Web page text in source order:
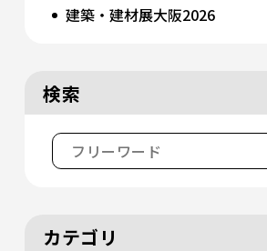
建築・建材展大阪2026
検索
カテゴリ